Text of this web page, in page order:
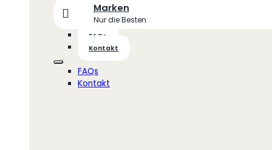
Marken
Nur die Besten
FAQs
Kontakt
FAQs
Kontakt